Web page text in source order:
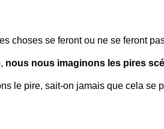
choses se feront ou ne se feront
nous nous imaginons les pires
le pire, sait-on jamais que cela se